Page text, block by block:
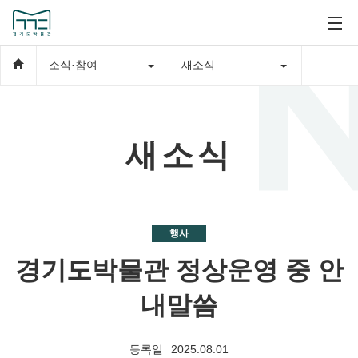
소식·참여 새소식
새소식
행사
경기도박물관 정상운영 중 안
내말씀
등록일
2025.08.01